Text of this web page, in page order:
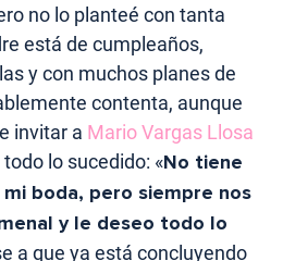
no lo planteé con tanta
está de cumpleaños,
y con muchos planes de
contenta, aunque
invitar a Mario Vargas Llosa
lo sucedido: «No tiene
boda, pero siempre nos
y le deseo todo lo
a que ya está concluyendo